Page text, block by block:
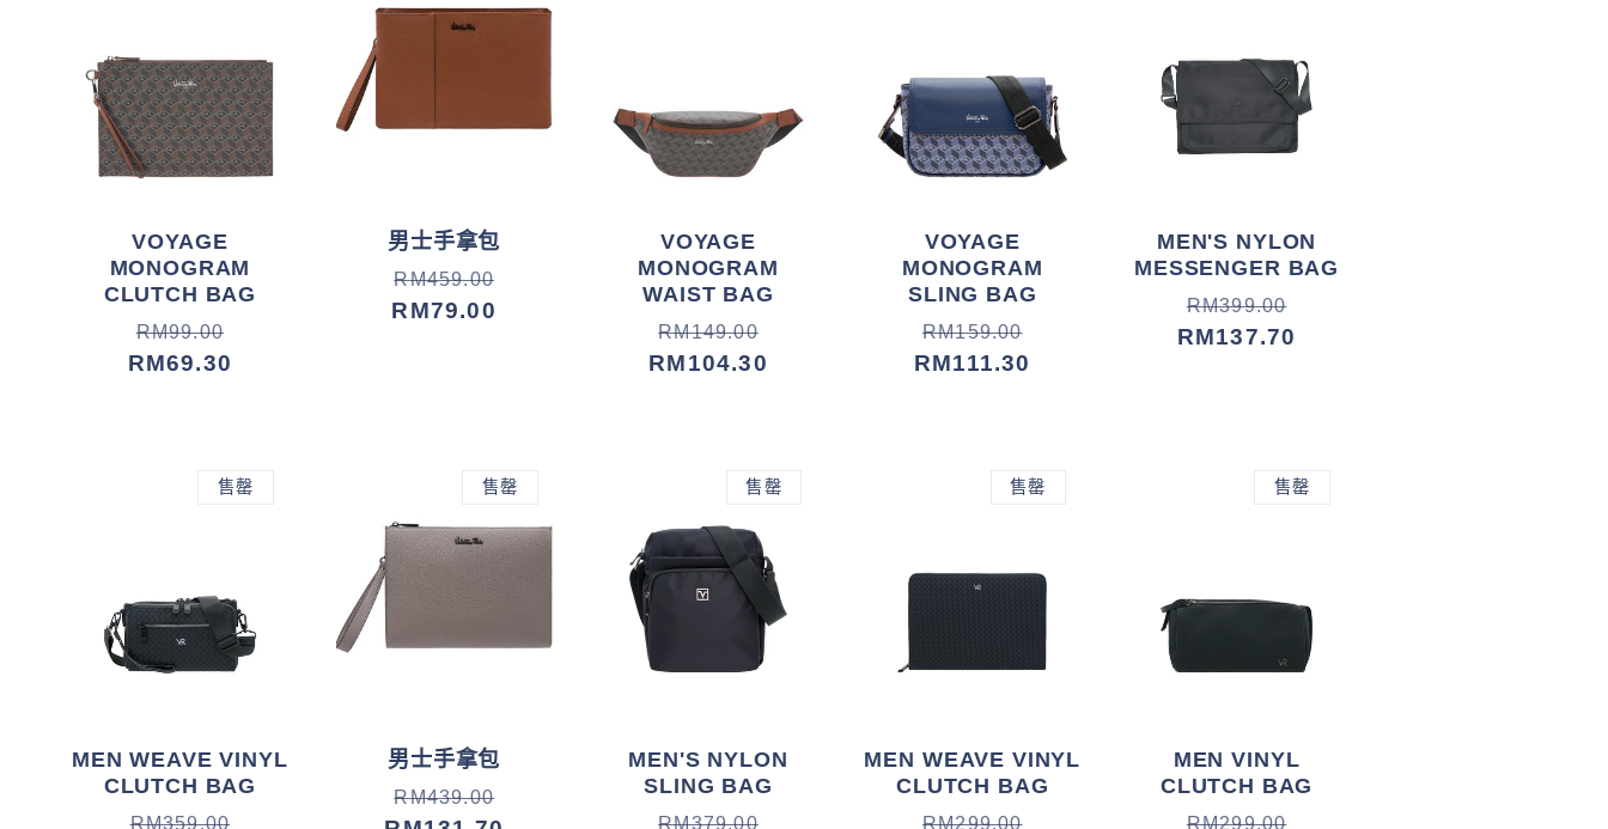
VOYAGE
MONOGRAM
CLUTCH BAG
常
规
RM99.00
促
销
RM69.30
男士手拿包
常
规
RM459.00
促
销
RM79.00
VOYAGE
MONOGRAM
WAIST BAG
常
规
RM149.00
促
销
RM104.30
VOYAGE
MONOGRAM
SLING BAG
常
规
RM159.00
促
销
RM111.30
MEN'S NYLON
MESSENGER BAG
常
规
RM399.00
促
销
RM137.70
售罄
MEN WEAVE VINYL
CLUTCH BAG
常
RM359.00
促
售罄
男士手拿包
常
RM439.00
促
售罄
MEN'S NYLON
SLING BAG
RM379.00
售罄
MEN WEAVE VINYL
CLUTCH BAG
常
RM299.00
促
售罄
MEN VINYL
CLUTCH BAG
常
RM299.00
促